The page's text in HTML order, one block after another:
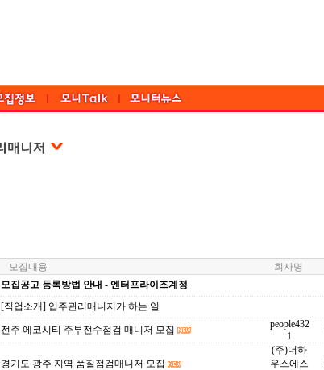
모집내용 회사명
모집공고 등록방법 안내 - 엔터프라이즈계정
[직업소개] 입주관리매니저가 하는 일
전주 에코시티 주부전수점검 매니저 모집
people432
1
경기도 광주 지역 품질점검매니저 모집
(주)더하
우스에스